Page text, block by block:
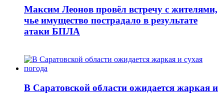
Максим Леонов провёл встречу с жителями,
чье имущество пострадало в результате
атаки БПЛА
В Саратовской области ожидается жаркая и